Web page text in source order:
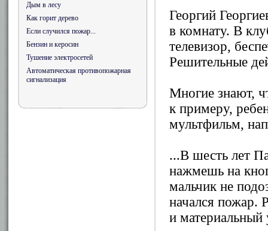
Дым в лесу
Как горит дерево
Если случился пожар...
Бензин и керосин
Тушение электросетей
Автоматическая противопожарная
сигнализация
Георгий
в комнату. В
телевизор,
Решительные
Многие знают,
к примеру,
мультфильм,
...В шесть лет
нажмешь на
мальчик не
начался пожар.
и